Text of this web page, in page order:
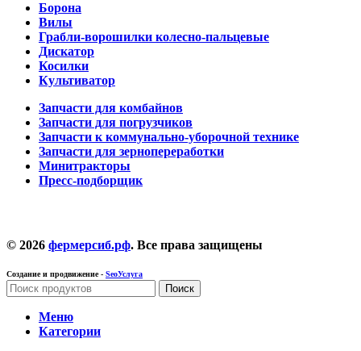
Борона
Вилы
Грабли-ворошилки колесно-пальцевые
Дискатор
Косилки
Культиватор
Запчасти для комбайнов
Запчасти для погрузчиков
Запчасти к коммунально-уборочной технике
Запчасти для зернопереработки
Минитракторы
Пресс-подборщик
© 2026 фермерсиб.рф. Все права защищены
Создание и продвижение - SeoУслуга
Поиск
Меню
Категории